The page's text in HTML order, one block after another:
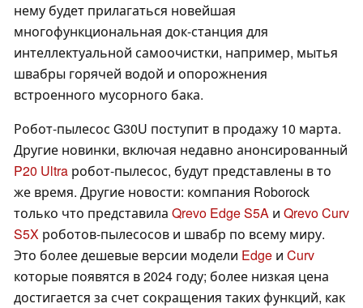
нему будет прилагаться новейшая
многофункциональная док-станция для
интеллектуальной самоочистки, например, мытья
швабры горячей водой и опорожнения
встроенного мусорного бака.
Робот-пылесос G30U поступит в продажу 10 марта.
Другие новинки, включая недавно анонсированный
P20 Ultra робот-пылесос, будут представлены в то
же время. Другие новости: компания Roborock
только что представила Qrevo Edge S5A и Qrevo Curv
S5X роботов-пылесосов и швабр по всему миру.
Это более дешевые версии модели Edge и Curv
которые появятся в 2024 году; более низкая цена
достигается за счет сокращения таких функций, как